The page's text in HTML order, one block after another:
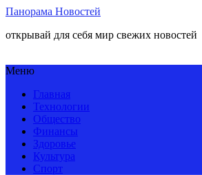
Панорама Новостей
открывай для себя мир свежих новостей
Меню
Главная
Технологии
Общество
Финансы
Здоровье
Культура
Спорт